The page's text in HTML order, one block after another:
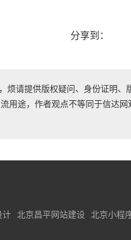
分享到：
烦请提供版权疑问、身份证明、
用途，作者观点不等同于信达网
计 北京昌平网站建设 北京小程